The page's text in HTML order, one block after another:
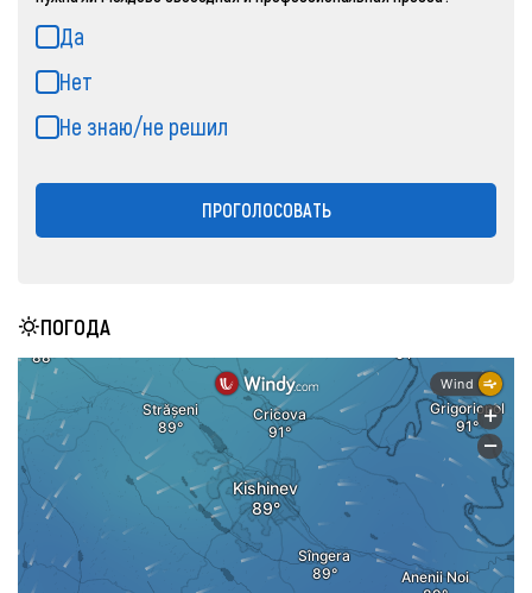
Да
Нет
Не знаю/не решил
ПРОГОЛОСОВАТЬ
ПОГОДА